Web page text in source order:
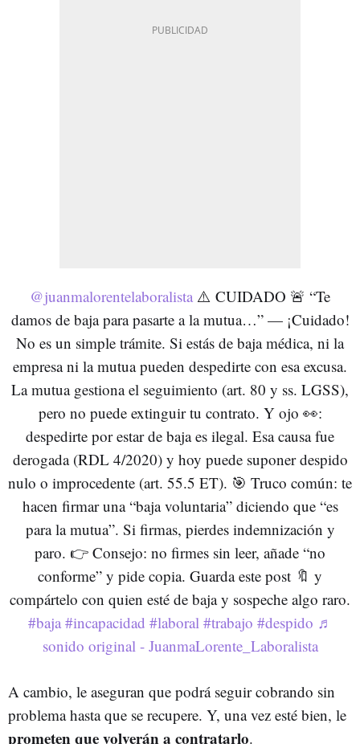
@juanmalorentelaboralista ⚠️ CUIDADO 🚨 “Te
damos de baja para pasarte a la mutua…” — ¡Cuidado!
No es un simple trámite. Si estás de baja médica, ni la
empresa ni la mutua pueden despedirte con esa excusa.
La mutua gestiona el seguimiento (art. 80 y ss. LGSS),
pero no puede extinguir tu contrato. Y ojo 👀:
despedirte por estar de baja es ilegal. Esa causa fue
derogada (RDL 4/2020) y hoy puede suponer despido
nulo o improcedente (art. 55.5 ET). 🎯 Truco común: te
hacen firmar una “baja voluntaria” diciendo que “es
para la mutua”. Si firmas, pierdes indemnización y
paro. 👉 Consejo: no firmes sin leer, añade “no
conforme” y pide copia. Guarda este post 🔖 y
compártelo con quien esté de baja y sospeche algo raro.
#baja #incapacidad #laboral #trabajo #despido ♬
sonido original - JuanmaLorente_Laboralista
A cambio, le aseguran que podrá seguir cobrando sin
problema hasta que se recupere. Y, una vez esté bien, le
prometen que volverán a contratarlo.